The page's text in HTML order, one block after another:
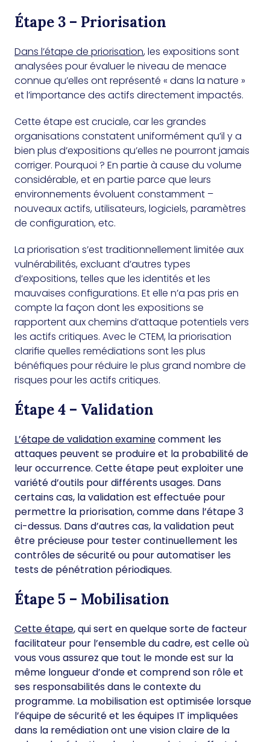
Étape 3 – Priorisation
Dans l’étape de priorisation, les expositions sont
analysées pour évaluer le niveau de menace
connue qu’elles ont représenté « dans la nature »
et l’importance des actifs directement impactés.
Cette étape est cruciale, car les grandes
organisations constatent uniformément qu’il y a
bien plus d’expositions qu’elles ne pourront jamais
corriger. Pourquoi ? En partie à cause du volume
considérable, et en partie parce que leurs
environnements évoluent constamment –
nouveaux actifs, utilisateurs, logiciels, paramètres
de configuration, etc.
La priorisation s’est traditionnellement limitée aux
vulnérabilités, excluant d’autres types
d’expositions, telles que les identités et les
mauvaises configurations. Et elle n’a pas pris en
compte la façon dont les expositions se
rapportent aux chemins d’attaque potentiels vers
les actifs critiques. Avec le CTEM, la priorisation
clarifie quelles remédiations sont les plus
bénéfiques pour réduire le plus grand nombre de
risques pour les actifs critiques.
Étape 4 – Validation
L’étape de validation examinecomment les
attaques peuvent se produire et la probabilité de
leur occurrence. Cette étape peut exploiter une
variété d’outils pour différents usages. Dans
certains cas, la validation est effectuée pour
permettre la priorisation, comme dans l’étape 3
ci-dessus. Dans d’autres cas, la validation peut
être précieuse pour tester continuellement les
contrôles de sécurité ou pour automatiser les
tests de pénétration périodiques.
Étape 5 – Mobilisation
Cette étape, qui sert en quelque sorte de facteur
facilitateur pour l’ensemble du cadre, est celle où
vous vous assurez que tout le monde est sur la
même longueur d’onde et comprend son rôle et
ses responsabilités dans le contexte du
programme. La mobilisation est optimisée lorsque
l’équipe de sécurité et les équipes IT impliquées
dans la remédiation ont une vision claire de la